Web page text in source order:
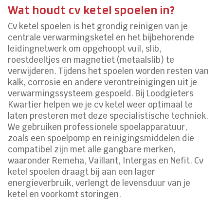
Wat houdt cv ketel spoelen in?
Cv ketel spoelen is het grondig reinigen van je
centrale verwarmingsketel en het bijbehorende
leidingnetwerk om opgehoopt vuil, slib,
roestdeeltjes en magnetiet (metaalslib) te
verwijderen. Tijdens het spoelen worden resten van
kalk, corrosie en andere verontreinigingen uit je
verwarmingssysteem gespoeld. Bij Loodgieters
Kwartier helpen we je cv ketel weer optimaal te
laten presteren met deze specialistische techniek.
We gebruiken professionele spoelapparatuur,
zoals een spoelpomp en reinigingsmiddelen die
compatibel zijn met alle gangbare merken,
waaronder Remeha, Vaillant, Intergas en Nefit. Cv
ketel spoelen draagt bij aan een lager
energieverbruik, verlengt de levensduur van je
ketel en voorkomt storingen.